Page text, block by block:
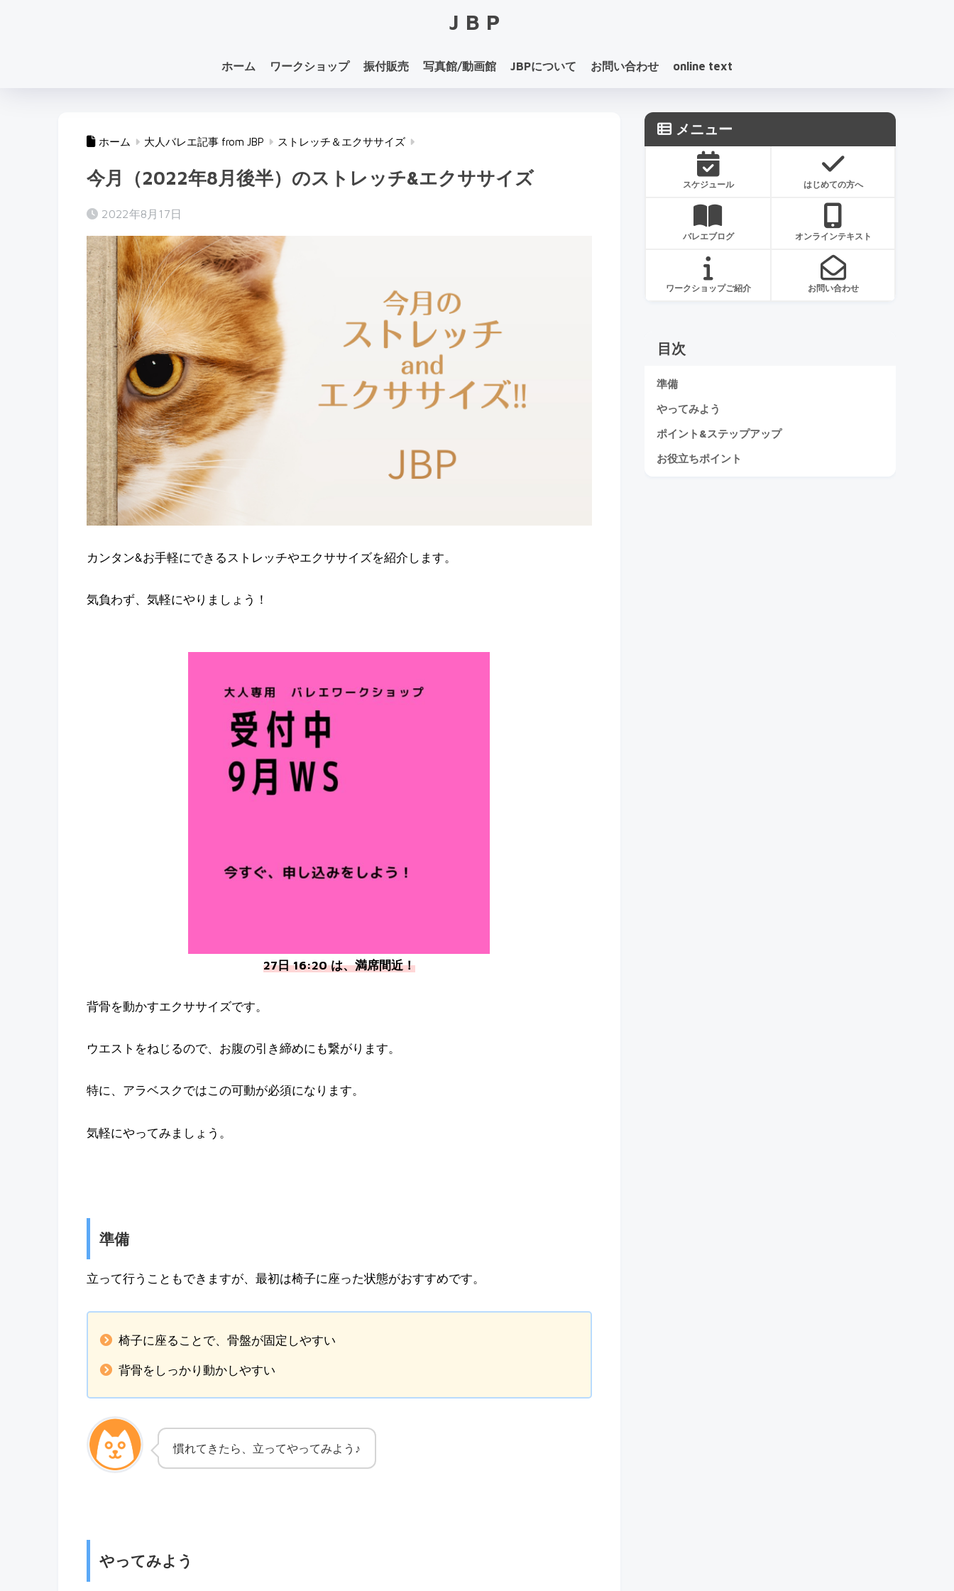
JBP
ホーム ワークショップ 振付販売 写真館/動画館 JBPについて お問い合わせ online text
ホーム 大人バレエ記事 from JBP ストレッチ＆エクササイズ
今月（2022年8月後半）のストレッチ&エクササイズ
2022年8月17日
カンタン&お手軽にできるストレッチやエクササイズを紹介します。
気負わず、気軽にやりましょう！
27日 16:20 は、満席間近！
背骨を動かすエクササイズです。
ウエストをねじるので、お腹の引き締めにも繋がります。
特に、アラベスクではこの可動が必須になります。
気軽にやってみましょう。
準備
立って行うこともできますが、最初は椅子に座った状態がおすすめです。
椅子に座ることで、骨盤が固定しやすい
背骨をしっかり動かしやすい
慣れてきたら、立ってやってみよう♪
やってみよう
メニュー
スケジュール はじめての方へ
バレエブログ オンラインテキスト
ワークショップご紹介 お問い合わせ
目次
準備
やってみよう
ポイント&ステップアップ
お役立ちポイント